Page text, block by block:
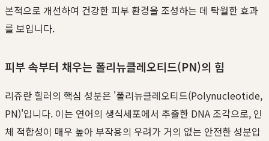
본적으로 개선하여 건강한 피부 환경을 조성하는 데 탁월한 효과
를 보입니다.
피부 속부터 채우는 폴리뉴클레오티드(PN)의 힘
리쥬란 힐러의 핵심 성분은 '폴리뉴클레오티드(Polynucleotide,
PN)'입니다. 이는 연어의 생식세포에서 추출한 DNA 조각으로, 인
체 적합성이 매우 높아 부작용의 우려가 거의 없는 안전한 성분입